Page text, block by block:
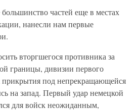
частей еще в местах
нанесли нам первые
вторгшегося противника за
границы, дивизии первого
под непрекращающейся
на запад. Первый удар немецкой
для войск неожиданным,